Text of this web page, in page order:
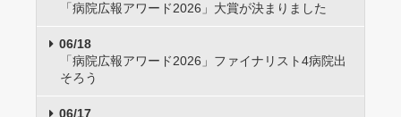
「病院広報アワード2026」大賞が決まりました
06/18
「病院広報アワード2026」ファイナリスト4病院出
そろう
06/17